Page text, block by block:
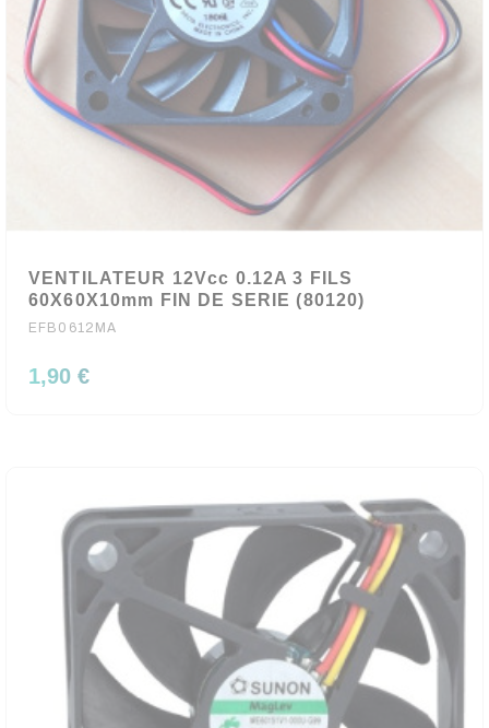
VENTILATEUR 12Vcc 0.12A 3 FILS
60X60X10mm FIN DE SERIE (80120)
EFB0612MA
1,90 €